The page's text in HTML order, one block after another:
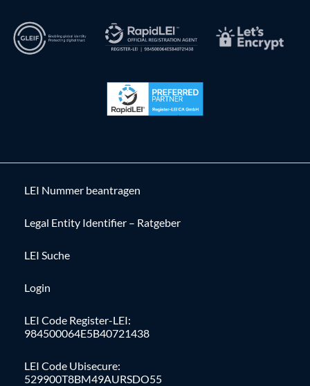
LEI Nummer beantragen
Legal Entity Identifier – Ratgeber
LEI Suche
Login
LEI Code Register-LEI:
984500064E5B40721438
LEI Code Ubisecure:
529900T8BM49AURSDO55